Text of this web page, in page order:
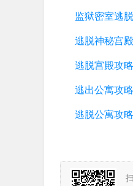
监狱密室逃
逃脱神秘宫
逃出公寓攻
逃脱公寓攻